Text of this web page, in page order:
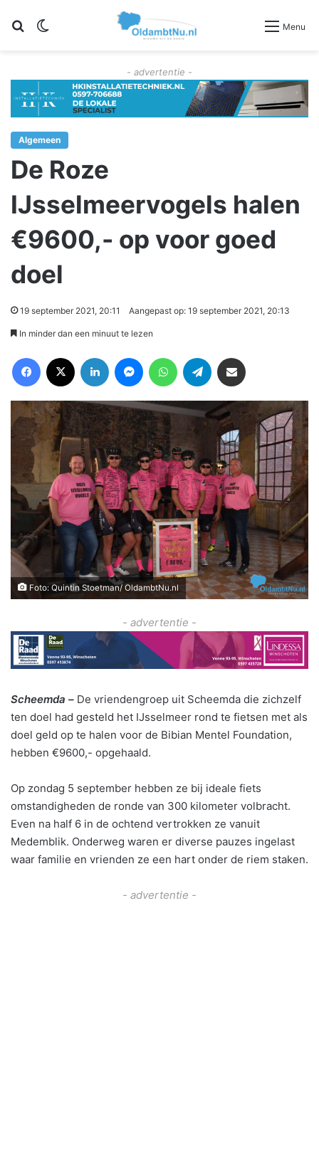
Zoeken Menu
- advertentie -
Algemeen
De Roze
IJsselmeervogels halen
€9600,- op voor goed
doel
19 september 2021, 20:11 Aangepast op: 19 september 2021, 20:13
In minder dan een minuut te lezen
Foto: Quintin Stoetman/ OldambtNu.nl
- advertentie -
Scheemda – De vriendengroep uit Scheemda die zichzelf
ten doel had gesteld het IJsselmeer rond te fietsen met als
doel geld op te halen voor de Bibian Mentel Foundation,
hebben €9600,- opgehaald.
Op zondag 5 september hebben ze bij ideale fiets
omstandigheden de ronde van 300 kilometer volbracht.
Even na half 6 in de ochtend vertrokken ze vanuit
Medemblik. Onderweg waren er diverse pauzes ingelast
waar familie en vrienden ze een hart onder de riem staken.
- advertentie -